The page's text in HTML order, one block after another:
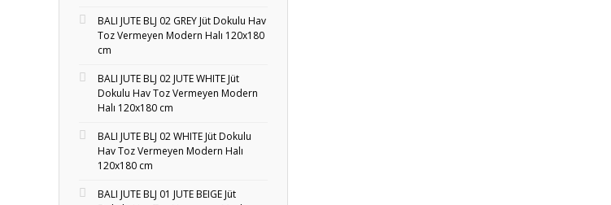
BALI JUTE BLJ 02 GREY Jüt Dokulu Hav
Toz Vermeyen Modern Halı 120x180
cm
BALI JUTE BLJ 02 JUTE WHITE Jüt
Dokulu Hav Toz Vermeyen Modern
Halı 120x180 cm
BALI JUTE BLJ 02 WHITE Jüt Dokulu
Hav Toz Vermeyen Modern Halı
120x180 cm
BALI JUTE BLJ 01 JUTE BEIGE Jüt